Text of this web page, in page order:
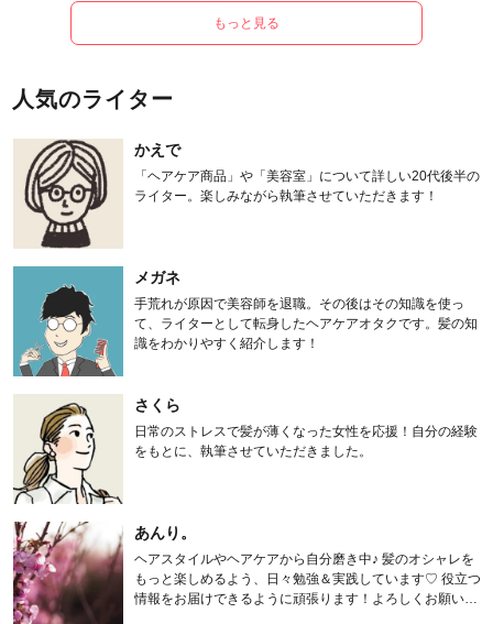
もっと見る
人気のライター
かえで
「ヘアケア商品」や「美容室」について詳しい20代後半の
ライター。楽しみながら執筆させていただきます！
メガネ
手荒れが原因で美容師を退職。その後はその知識を使っ
て、ライターとして転身したヘアケアオタクです。髪の知
識をわかりやすく紹介します！
さくら
日常のストレスで髪が薄くなった女性を応援！自分の経験
をもとに、執筆させていただきました。
あんり。
ヘアスタイルやヘアケアから自分磨き中♪ 髪のオシャレを
もっと楽しめるよう、日々勉強＆実践しています♡ 役立つ
情報をお届けできるように頑張ります！よろしくお願いし